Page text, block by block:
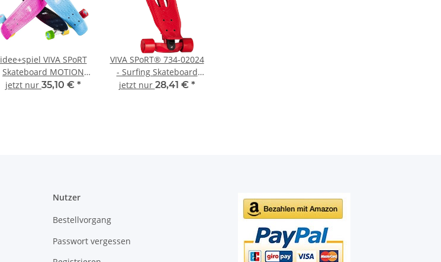
idee+spiel VIVA SPoRT
Skateboard MOTION
farblich sortiert 771-
jetzt nur 35,10 € *
VIVA SPoRT® 734-02024
- Surfing Skateboard
sortiert
jetzt nur 28,41 € *
Nutzer
Bestellvorgang
Passwort vergessen